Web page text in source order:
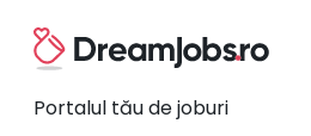
Portalul tău de joburi